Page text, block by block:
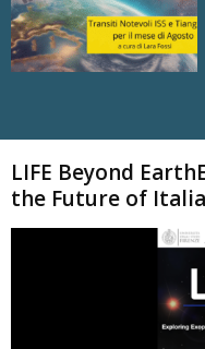
LIFE Beyond
the Future of